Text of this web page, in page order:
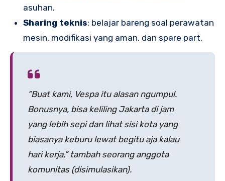
asuhan.
Sharing teknis: belajar bareng soal perawatan
mesin, modifikasi yang aman, dan spare part.
“Buat kami, Vespa itu alasan ngumpul.
Bonusnya, bisa keliling Jakarta di jam
yang lebih sepi dan lihat sisi kota yang
biasanya keburu lewat begitu aja kalau
hari kerja,” tambah seorang anggota
komunitas (disimulasikan).